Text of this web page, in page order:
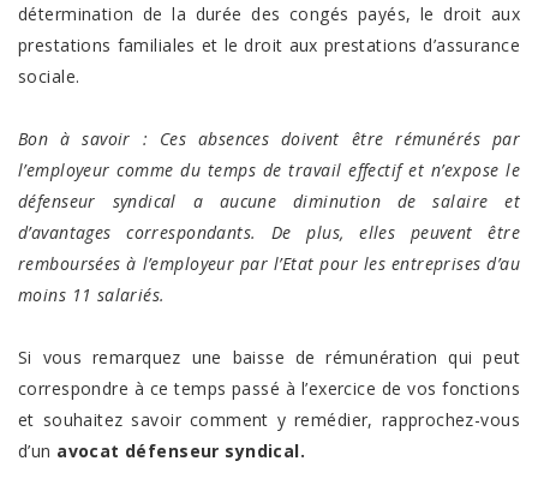
détermination de la durée des congés payés, le droit aux
prestations familiales et le droit aux prestations d’assurance
sociale.
Bon à savoir : Ces absences doivent être rémunérés par
l’employeur comme du temps de travail effectif et n’expose le
défenseur syndical a aucune diminution de salaire et
d’avantages correspondants. De plus, elles peuvent être
remboursées à l’employeur par l’Etat pour les entreprises d’au
moins 11 salariés.
Si vous remarquez une baisse de rémunération qui peut
correspondre à ce temps passé à l’exercice de vos fonctions
et souhaitez savoir comment y remédier, rapprochez-vous
d’un avocat défenseur syndical.